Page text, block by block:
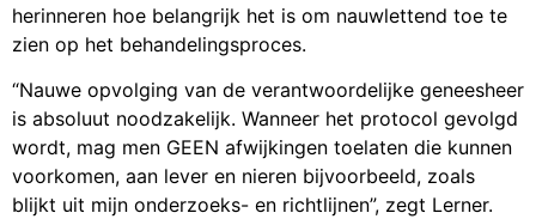
herinneren hoe belangrijk het is om nauwlettend toe te
zien op het behandelingsproces.
“Nauwe opvolging van de verantwoordelijke geneesheer
is absoluut noodzakelijk. Wanneer het protocol gevolgd
wordt, mag men GEEN afwijkingen toelaten die kunnen
voorkomen, aan lever en nieren bijvoorbeeld, zoals
blijkt uit mijn onderzoeks- en richtlijnen”, zegt Lerner.